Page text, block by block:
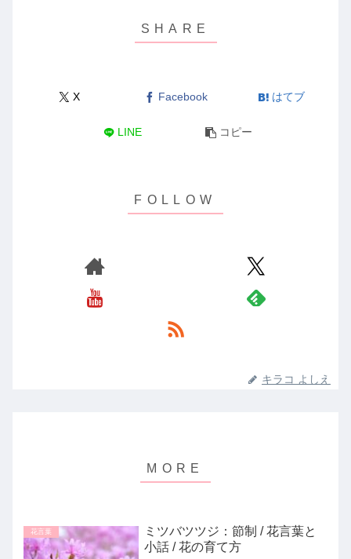
X Facebook はてブ
LINE コピー
キラコ よしえ
花言葉
ミツバツツジ：節制 / 花言葉と
小話 / 花の育て方